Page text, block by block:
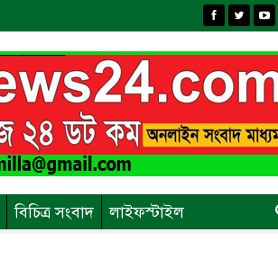
বিচিত্র সংবাদ লাইফস্টাইল